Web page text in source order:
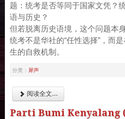
题：统考是否等同于国家文凭？
语与历史？
但若脱离历史语境，这个问题本
统考不是华社的“任性选择”，而
生的自救机制。
分类： 犀声
阅读全文...
Parti Bumi Kenyalang